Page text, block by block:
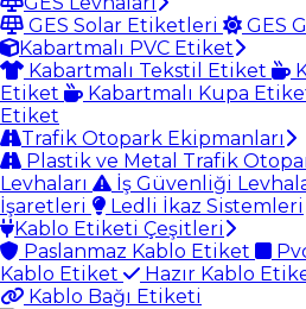
GES Solar Etiketleri
GES
Kabartmalı PVC Etiket
Kabartmalı Tekstil Etiket
Etiket
Kabartmalı Kupa
Etiket
Trafik Otopark Ekipmanları
Plastik ve Metal Trafik
Levhaları
İş Güvenliği
İşaretleri
Ledli İkaz Sistemleri
Kablo Etiketi Çeşitleri
Paslanmaz Kablo Etiket
Kablo Etiket
Hazır Kablo
Kablo Bağı Etiketi